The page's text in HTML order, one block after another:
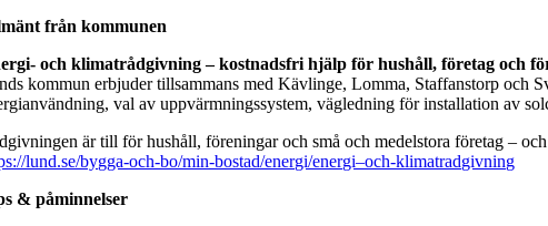
från kommunen
och klimatrådgivning – kostnadsfri hjälp för hushåll, företag och
kommun erbjuder tillsammans med Kävlinge, Lomma, Staffanstorp och
val av uppvärmningssystem, vägledning för installation av
är till för hushåll, föreningar och små och medelstora företag –
lund.se/bygga-och-bo/min-bostad/energi/energi–och-klimatradgivning
& påminnelser